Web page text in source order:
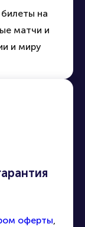
на
матчи и
и миру
оферты,